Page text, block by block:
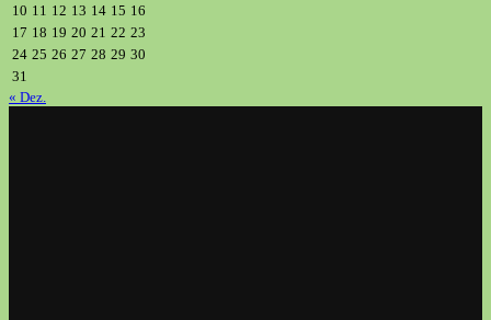
10 11 12 13 14 15 16
17 18 19 20 21 22 23
24 25 26 27 28 29 30
31
« Dez.